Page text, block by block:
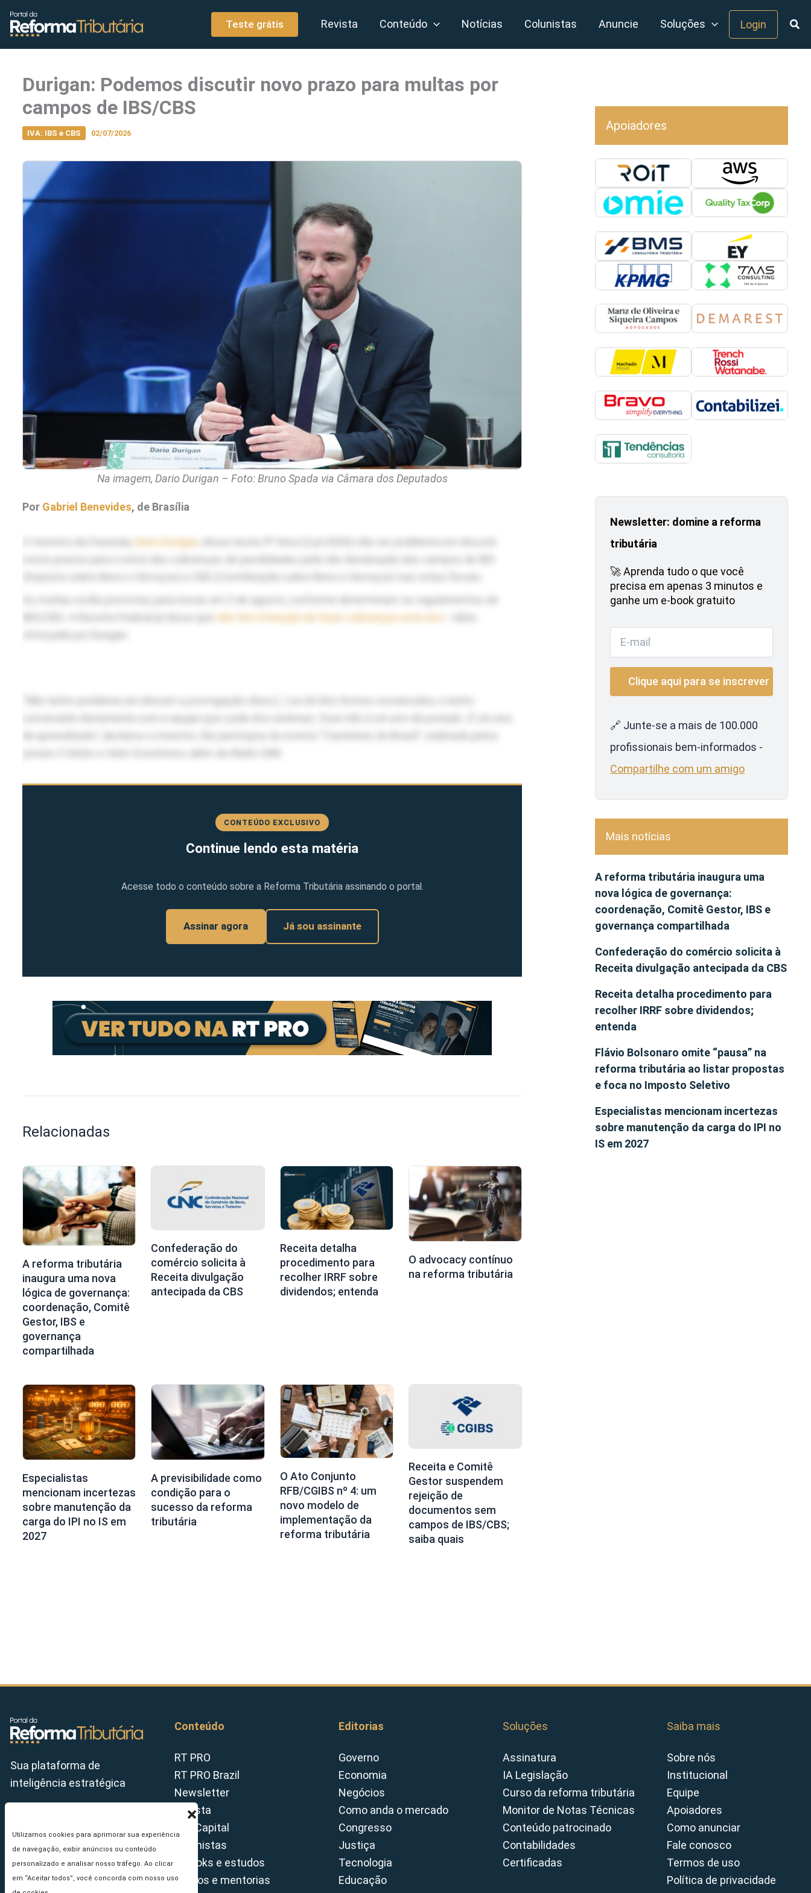
Utilizamos cookies para aprimorar sua experiência
de navegação, exibir anúncios ou conteúdo
personalizado e analisar nosso tráfego. Ao clicar
em “Aceitar todos”, você concorda com nosso uso
conteúdo
Teste grátis Revista Conteúdo Notícias Colunistas Anuncie Soluções Login
Durigan: Podemos discutir novo prazo para multas por
campos de IBS/CBS
IVA: IBS e CBS 02/07/2026
Na imagem, Dario Durigan – Foto: Bruno Spada via Câmara dos Deputados
Por Gabriel Benevides, de Brasília
Dario Durigan
As multas estão previstas para iniciar em 3 de agosto, conforme determinam os regulamentos de
não tem intenção de fazer cobranças este ano
reforçada por Durigan.
“Não tenho problema em discutir a prorrogação disso
CONTEÚDO EXCLUSIVO
Continue lendo esta matéria
Acesse todo o conteúdo sobre a Reforma Tributária assinando o portal.
Assinar agora Já sou assinante
Relacionadas
A reforma tributária
inaugura uma nova
lógica de governança:
coordenação, Comitê
Gestor, IBS e
governança
compartilhada
Confederação do
comércio solicita à
Receita divulgação
antecipada da CBS
Receita detalha
procedimento para
recolher IRRF sobre
dividendos; entenda
O advocacy contínuo
na reforma tributária
Especialistas
mencionam incertezas
sobre manutenção da
carga do IPI no IS em
2027
A previsibilidade como
condição para o
sucesso da reforma
tributária
O Ato Conjunto
RFB/CGIBS nº 4: um
novo modelo de
implementação da
reforma tributária
Receita e Comitê
Gestor suspendem
rejeição de
documentos sem
campos de IBS/CBS;
saiba quais
Apoiadores
Newsletter: domine a reforma
tributária
🚀 Aprenda tudo o que você
precisa em apenas 3 minutos e
ganhe um e-book gratuito
🔗 Junte-se a mais de 100.000
profissionais bem-informados -
Compartilhe com um amigo
Mais notícias
A reforma tributária inaugura uma
nova lógica de governança:
coordenação, Comitê Gestor, IBS e
governança compartilhada
Confederação do comércio solicita à
Receita divulgação antecipada da CBS
Receita detalha procedimento para
recolher IRRF sobre dividendos;
entenda
Flávio Bolsonaro omite “pausa” na
reforma tributária ao listar propostas
e foca no Imposto Seletivo
Especialistas mencionam incertezas
sobre manutenção da carga do IPI no
IS em 2027
Sua plataforma de
inteligência estratégica
Conteúdo
RT PRO
RT PRO Brazil
Newsletter
Revista
Tax Capital
Colunistas
E-books e estudos
Cursos e mentorias
Editorias
Governo
Economia
Negócios
Como anda o mercado
Congresso
Justiça
Tecnologia
Educação
Soluções
Assinatura
IA Legislação
Curso da reforma tributária
Monitor de Notas Técnicas
Conteúdo patrocinado
Contabilidades
Certificadas
Saiba mais
Sobre nós
Institucional
Equipe
Apoiadores
Como anunciar
Fale conosco
Termos de uso
Política de privacidade